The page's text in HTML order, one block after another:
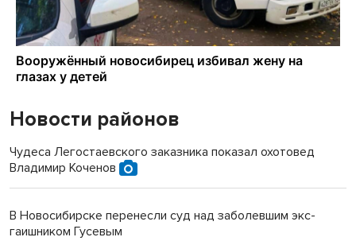
Новости районов
Чудеса Легостаевского заказника показал охотовед
Владимир Коченов
В Новосибирске перенесли суд над заболевшим экс-
гаишником Гусевым